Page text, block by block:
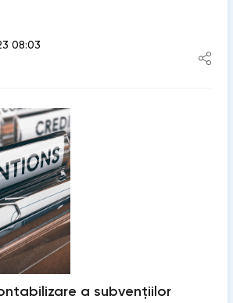
08:03
a subvențiilor